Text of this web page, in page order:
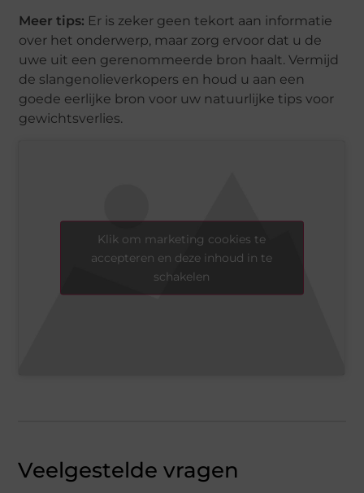
Meer tips: Er is zeker geen tekort aan informatie
over het onderwerp, maar zorg ervoor dat u de
uwe uit een gerenommeerde bron haalt. Vermijd
de slangenolieverkopers en houd u aan een
goede eerlijke bron voor uw natuurlijke tips voor
gewichtsverlies.
Klik om marketing cookies te
accepteren en deze inhoud in te
schakelen
Veelgestelde vragen